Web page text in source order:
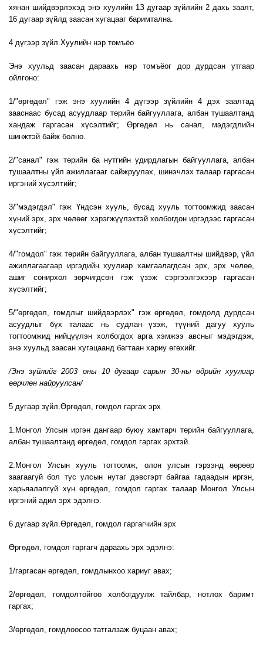
хянан шийдвэрлэхэд энэ хуулийн 1З дугаар зүйлийн 2 дахь заалт,
16 дугаар зүйлд заасан хугацааг баримтална.
4 дүгээр зүйл.Хуулийн нэр томъёо
Энэ хуульд заасан дараахь нэр томъёог дор дурдсан утгаар
ойлгоно:
1/"өргөдөл" гэж энэ хуулийн 4 дүгээр зүйлийн 4 дэх заалтад
зааснаас бусад асуудлаар төрийн байгууллага, албан тушаалтанд
хандаж гаргасан хүсэлтийг; Өргөдөл нь санал, мэдэгдлийн
шинжтэй байж болно.
2/"санал" гэж төрийн ба нутгийн удирдлагын байгууллага, албан
тушаалтны үйл ажиллагааг сайжруулах, шинэчлэх талаар гаргасан
иргэний хүсэлтийг;
3/"мэдэгдэл" гэж Үндсэн хууль, бусад хууль тогтоомжид заасан
хүний эрх, эрх чөлөөг хэрэгжүүлэхтэй холбогдон иргэдээс гаргасан
хүсэлтийг;
4/"гомдол" гэж төрийн байгууллага, албан тушаалтны шийдвэр, үйл
ажиллагаагаар иргэдийн хуулиар хамгаалагдсан эрх, эрх чөлөө,
ашиг сонирхол зөрчигдсөн гэж үзэж сэргээлгэхээр гаргасан
хүсэлтийг;
5/"өргөдөл, гомдлыг шийдвэрлэх" гэж өргөдөл, гомдолд дурдсан
асуудлыг бүх талаас нь судлан үзэж, түүний дагуу хууль
тогтоомжид нийцүүлэн холбогдох арга хэмжээ авсныг мэдэгдэж,
энэ хуульд заасан хугацаанд багтаан хариу өгөхийг.
/Энэ зүйлийг 2003 оны 10 дугаар сарын 30-ны өдрийн хуулиар
өөрчлөн найруулсан/
5 дугаар зүйл.Өргөдөл, гомдол гаргах эрх
1.Монгол Улсын иргэн дангаар буюу хамтарч төрийн байгууллага,
албан тушаалтанд өргөдөл, гомдол гаргах эрхтэй.
2.Монгол Улсын хууль тогтоомж, олон улсын гэрээнд өөрөөр
заагаагүй бол тус улсын нутаг дэвсгэрт байгаа гадаадын иргэн,
харьяалалгүй хүн өргөдөл, гомдол гаргах талаар Монгол Улсын
иргэний адил эрх эдэлнэ.
6 дугаар зүйл.Өргөдөл, гомдол гаргагчийн эрх
Өргөдөл, гомдол гаргагч дараахь эрх эдэлнэ:
1/гаргасан өргөдөл, гомдлынхоо хариуг авах;
2/өргөдөл, гомдолтойгоо холбогдуулж тайлбар, нотлох баримт
гаргах;
3/өргөдөл, гомдлоосоо татгалзаж буцаан авах;